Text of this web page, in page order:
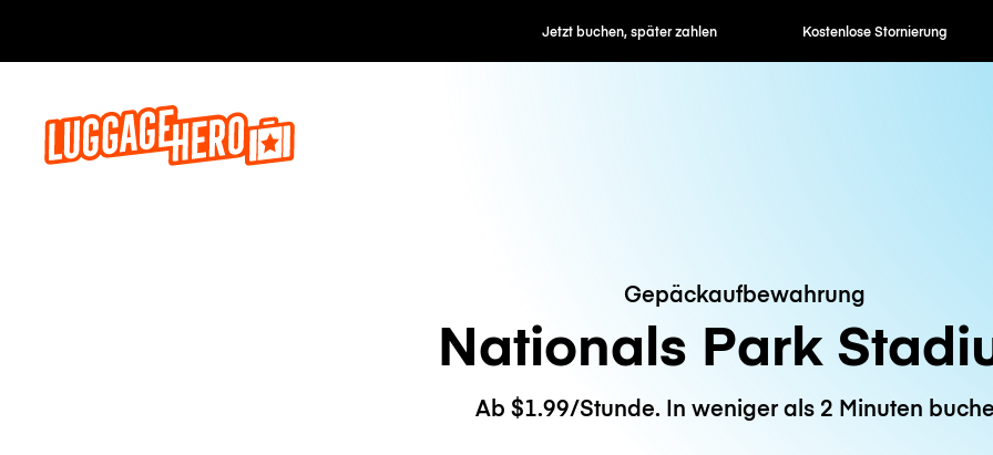
Jetzt buchen, später zahlen Kostenlose Stornierung Stunden- /
Gepäckaufbewahrung
Nationals Park
Ab $1.99/Stunde. In weniger als 2 Minuten